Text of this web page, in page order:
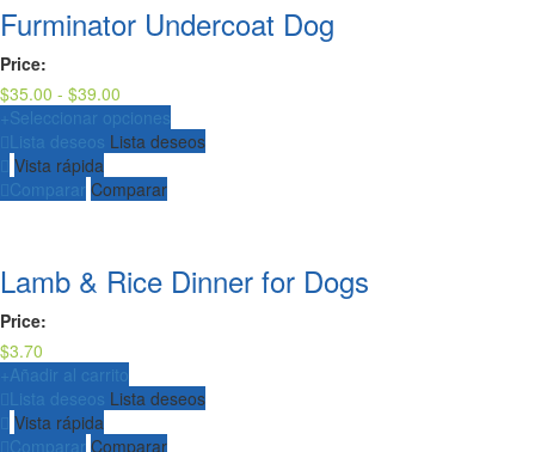
Furminator Undercoat Dog
Price:
$35.00 - $39.00
de
precios:
$35.00
+ Seleccionar opciones
Lista deseos Lista deseos
Vista rápida
Comparar Comparar
Lamb & Rice Dinner for Dogs
Price:
$3.70
+ Añadir al carrito
Lista deseos Lista deseos
Vista rápida
Comparar Comparar